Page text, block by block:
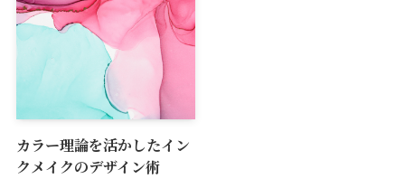
カラー理論を活かしたイン
クメイクのデザイン術